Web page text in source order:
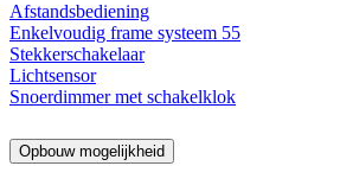
Afstandsbediening
Enkelvoudig frame systeem 55
Stekkerschakelaar
Lichtsensor
Snoerdimmer met schakelklok
Opbouw mogelijkheid